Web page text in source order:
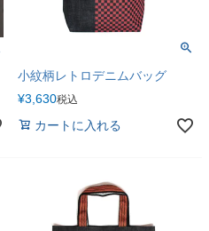
小紋柄レトロデニムバッグ
¥3,630税込
カートに入れる